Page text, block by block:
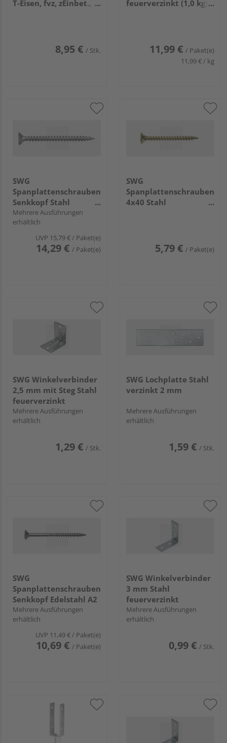
T-Eisen, fvz, zEinbet.,
8,95 € / Stk.
feuerverzinkt (1,0 kg) -
11,99 € / Paket(e)
11,99 € / kg
SWG
Spanplattenschrauben
Senkkopf Stahl
verzinkt Vollgewinde
Mehrere Ausführungen
erhältlich
UVP 15,79 €/ Paket(e)
14,29 € / Paket(e)
SWG
Spanplattenschrauben
4x40 Stahl
5,79 € / Paket(e)
SWG Winkelverbinder
2,5 mm mit Steg Stahl
feuerverzinkt
Mehrere Ausführungen
erhältlich
1,29 € / Stk.
SWG Lochplatte Stahl
verzinkt 2 mm
Mehrere Ausführungen
erhältlich
1,59 € / Stk.
SWG
Spanplattenschrauben
Senkkopf Edelstahl A2
Mehrere Ausführungen
erhältlich
UVP 11,49 €/ Paket(e)
10,69 € / Paket(e)
SWG Winkelverbinder
3 mm Stahl
feuerverzinkt
Mehrere Ausführungen
erhältlich
0,99 € / Stk.